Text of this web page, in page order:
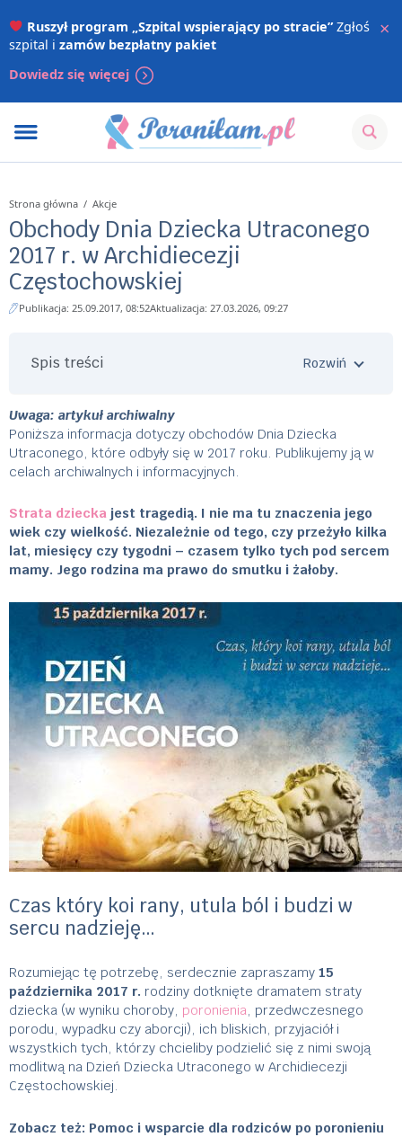
Ruszył program „Szpital wspierający po stracie”Zgłoś
szpital i zamów bezpłatny pakiet
Dowiedz się więcej
×
Strona główna / Akcje
Obchody Dnia Dziecka Utraconego
2017 r. w Archidiecezji
Częstochowskiej
Publikacja: 25.09.2017, 08:52Aktualizacja: 27.03.2026, 09:27
Spis treści
Uwaga: artykuł archiwalny
Poniższa informacja dotyczy obchodów Dnia Dziecka
Utraconego, które odbyły się w 2017 roku. Publikujemy ją w
celach archiwalnych i informacyjnych.
Strata dzieckajest tragedią. I nie ma tu znaczenia jego
wiek czy wielkość. Niezależnie od tego, czy przeżyło kilka
lat, miesięcy czy tygodni – czasem tylko tych pod sercem
mamy. Jego rodzina ma prawo do smutku i żałoby.
Czas który koi rany, utula ból i budzi w
sercu nadzieję…
Rozumiejąc tę potrzebę, serdecznie zapraszamy 15
października 2017 r. rodziny dotknięte dramatem straty
dziecka (w wyniku choroby, poronienia, przedwczesnego
porodu, wypadku czy aborcji), ich bliskich, przyjaciół i
wszystkich tych, którzy chcieliby podzielić się z nimi swoją
modlitwą na Dzień Dziecka Utraconego w Archidiecezji
Częstochowskiej.
Zobacz też: Pomoc i wsparcie dla rodziców po poronieniu